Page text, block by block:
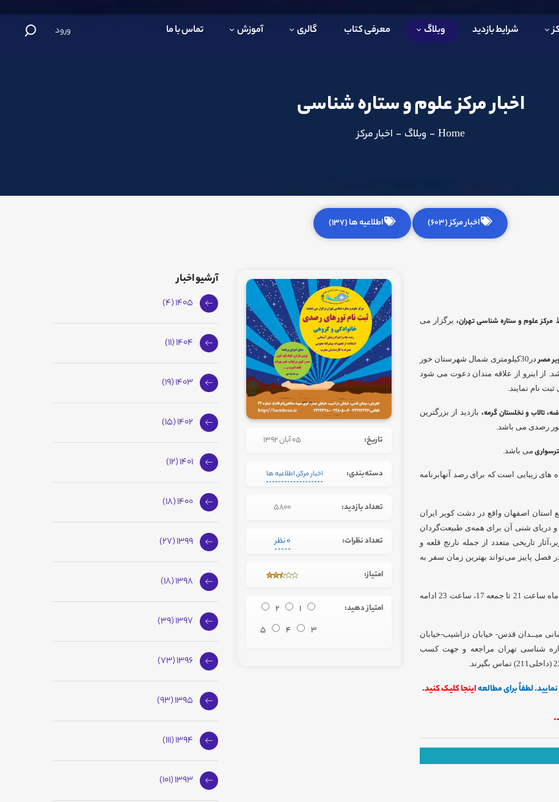
شرایط بازدید وبلاگ معرفی کتاب گالری آموزش تماس با ما ورود
اخبار مرکز علوم و ستاره شناسی
Home
- وبلاگ - اخبار مرکز
اخبار مرکز (603) اطلاعیه ها (137)
مرکز علوم و ستاره شناسی تهران،برگزار می
مصر
در30کیلومتری شمال شهرستان خور
چهارشنبه 15آبان92 برگزار خواهد شد. از اینرو از علاقه مندان دعوت می شود
بازدید از بزرگترین
رصدی می باشد.
می باشد.
های زیبایی است که برای رصد آنهابرنامه
خور از توابع استان اصفهان واقع در دشت کویر ایران
دریای شنی آن برای همه‌ی طبیعت‌گردان
تاریخی متعدد از جمله نارنج‌ قلعه و
پاییز می‌تواند بهترین زمان سفر به
این تور بصورت سه روزه برگزار می گردد و از چهار شنبه 15 آبان ماه ساعت 21 تا جمعه 17، ساعت 23 ادامه
میــدان قدس- خیابان دزاشیب-خیابان
شمارۀ 22- مرکزعلوم و ستاره شناسی تهران مراجعه و جهت کسب
لطفاً برای مطالعهاینجا کلیک کنید.
تاریخ: 05 آبان 1392
دسته‌بندی: اخبار مرکز,اطلاعیه ها
تعداد بازدید: 5800
تعداد نظرات: 0 نظر
امتیاز:
امتیاز دهید: 1
2
3
4
5
آرشیو اخبار
1405 (4)
1404 (11)
1403 (19)
1402 (15)
1401 (12)
1400 (18)
1399 (27)
1398 (18)
1397 (39)
1396 (73)
1395 (93)
1394 (111)
1393 (101)